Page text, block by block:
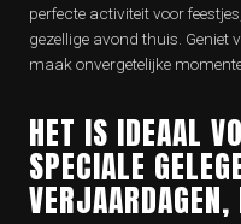
perfecte activiteit voor
gezellige avond thuis. Geniet
maak onvergetelijke
HET IS IDEAAL
SPECIALE